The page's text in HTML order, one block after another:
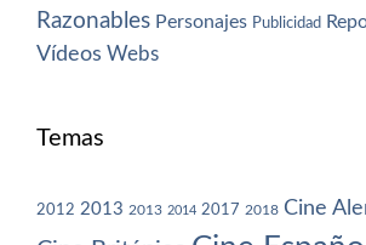
Razonables Personajes Publicidad
Vídeos Webs
Temas
2012 2013 2013 2014 2017 2018 Cine